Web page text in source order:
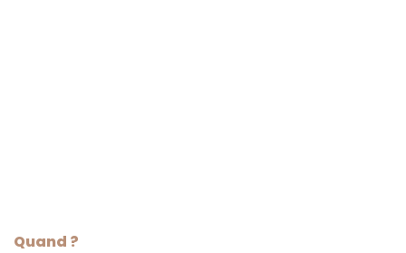
Quand ?